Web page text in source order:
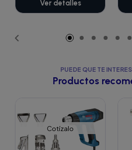
Ver detalles
PUEDE QUE TE
Productos
Cotízalo